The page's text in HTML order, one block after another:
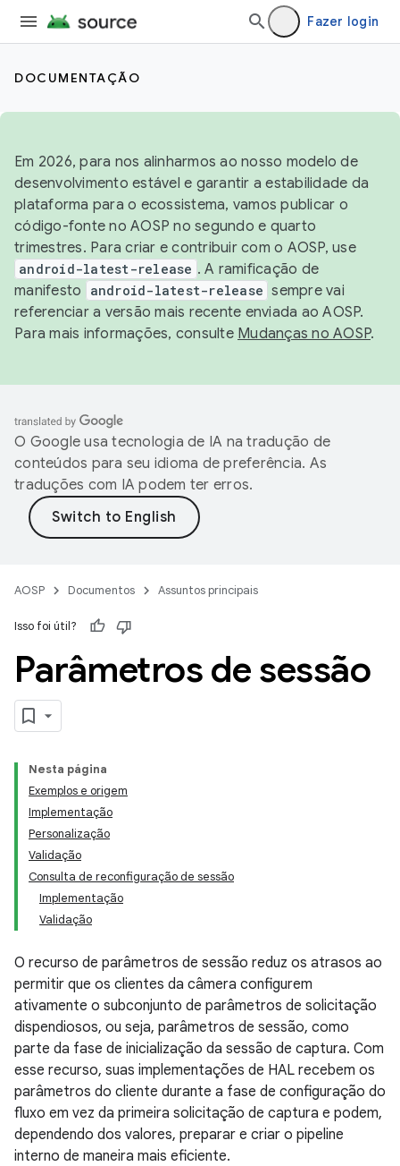
Fazer login
DOCUMENTAÇÃO
Em 2026, para nos alinharmos ao nosso modelo de
desenvolvimento estável e garantir a estabilidade da
plataforma para o ecossistema, vamos publicar o
código-fonte no AOSP no segundo e quarto
trimestres. Para criar e contribuir com o AOSP, use
android-latest-release . A ramificação de
manifesto
android-latest-release sempre vai
referenciar a versão mais recente enviada ao AOSP.
Para mais informações, consulte Mudanças no AOSP.
O Google usa tecnologia de IA na tradução de
conteúdos para seu idioma de preferência. As
traduções com IA podem ter erros.
AOSP Documentos Assuntos principais
Isso foi útil?
Parâmetros de sessão
Nesta página
Exemplos e origem
Implementação
Personalização
Validação
Consulta de reconfiguração de sessão
Implementação
Validação
O recurso de parâmetros de sessão reduz os atrasos ao
permitir que os clientes da câmera configurem
ativamente o subconjunto de parâmetros de solicitação
dispendiosos, ou seja, parâmetros de sessão, como
parte da fase de inicialização da sessão de captura. Com
esse recurso, suas implementações de HAL recebem os
parâmetros do cliente durante a fase de configuração do
fluxo em vez da primeira solicitação de captura e podem,
dependendo dos valores, preparar e criar o pipeline
interno de maneira mais eficiente.